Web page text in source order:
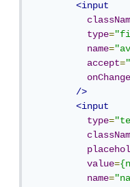
<input
type=
name=
accept=
/>
<input
type=
value=
name=